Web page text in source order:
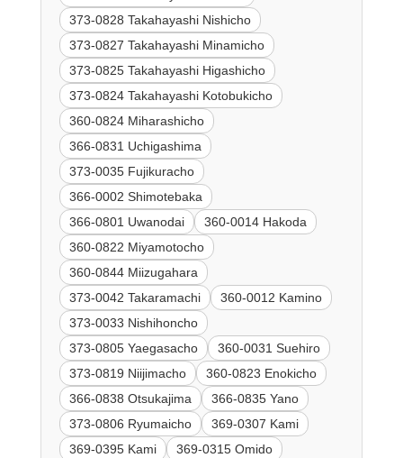
373-0828 Takahayashi Nishicho
373-0827 Takahayashi Minamicho
373-0825 Takahayashi Higashicho
373-0824 Takahayashi Kotobukicho
360-0824 Miharashicho
366-0831 Uchigashima
373-0035 Fujikuracho
366-0002 Shimotebaka
366-0801 Uwanodai
360-0014 Hakoda
360-0822 Miyamotocho
360-0844 Miizugahara
373-0042 Takaramachi
360-0012 Kamino
373-0033 Nishihoncho
373-0805 Yaegasacho
360-0031 Suehiro
373-0819 Niijimacho
360-0823 Enokicho
366-0838 Otsukajima
366-0835 Yano
373-0806 Ryumaicho
369-0307 Kami
369-0395 Kami
369-0315 Omido